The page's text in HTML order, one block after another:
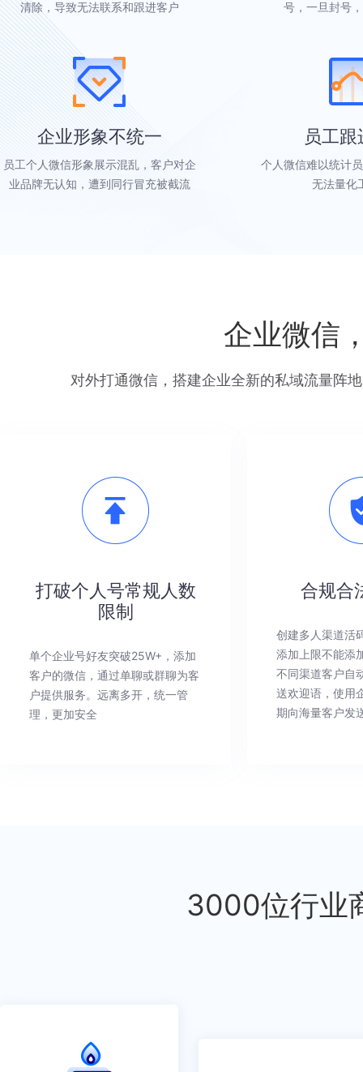
清除，导致无法联系和跟进客户 号，一旦封号
企业形象不统一
员工个人微信形象展示混乱，客户对企
业品牌无认知，遭到同行冒充被截流
员工
个人微信难以统计
无法量化
企业微信
对外打通微信，搭建企业全新的私域流量阵
打破个人号常规人数
限制
单个企业号好友突破25W+，添加
客户的微信，通过单聊或群聊为客
户提供服务。远离多开，统一管
理，更加安全
合规合
创建多人渠道活
添加上限不能添
不同渠道客户自
送欢迎语，使用
期向海量客户发
3000位行业